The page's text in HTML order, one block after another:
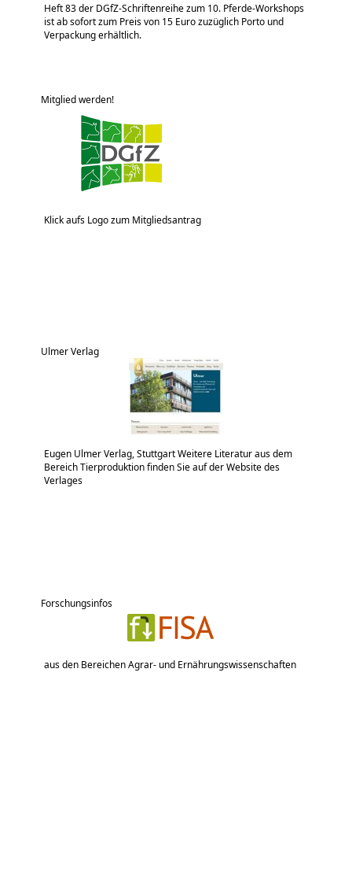
Heft 83 der DGfZ-Schriftenreihe zum 10. Pferde-Workshops
ist ab sofort zum Preis von 15 Euro zuzüglich Porto und
Verpackung erhältlich.
Mitglied werden!
Klick aufs Logo zum Mitgliedsantrag
Ulmer Verlag
Eugen Ulmer Verlag, Stuttgart Weitere Literatur aus dem
Bereich Tierproduktion finden Sie auf der Website des
Verlages
Forschungsinfos
aus den Bereichen Agrar- und Ernährungswissenschaften